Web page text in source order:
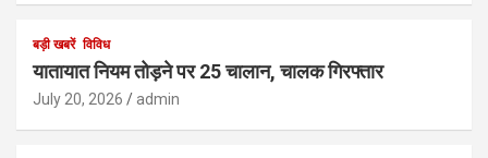
बड़ी खबरें विविध
यातायात नियम तोड़ने पर 25 चालान, चालक गिरफ्तार
July 20, 2026 admin